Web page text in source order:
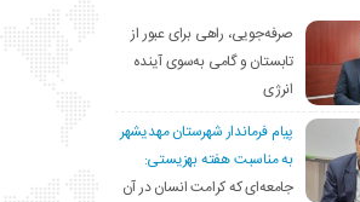
صرفه‌جویی، راهی برای عبور از
تابستان و گامی به‌سوی آینده
انرژی
پیام فرماندار شهرستان مهدیشهر
به مناسبت هفته بهزیستی:
جامعه‌ای که کرامت انسان در آن